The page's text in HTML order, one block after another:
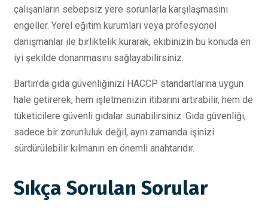
çalışanların sebepsiz yere sorunlarla karşılaşmasını
engeller. Yerel eğitim kurumları veya profesyonel
danışmanlar ile birliktelik kurarak, ekibinizin bu konuda en
iyi şekilde donanmasını sağlayabilirsiniz.
Bartın'da gıda güvenliğinizi HACCP standartlarına uygun
hale getirerek, hem işletmenizin itibarını artırabilir, hem de
tüketicilere güvenli gıdalar sunabilirsiniz. Gıda güvenliği,
sadece bir zorunluluk değil, aynı zamanda işinizi
sürdürülebilir kılmanın en önemli anahtarıdır.
Sıkça Sorulan Sorular